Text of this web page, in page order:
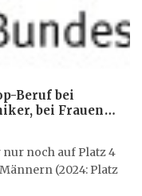
Beruf bei
bei Frauen
noch auf Platz 4
(2024: Platz